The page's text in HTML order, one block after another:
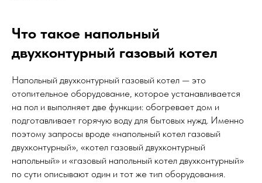
Что такое напольный
двухконтурный газовый котел
Напольный двухконтурный газовый котел — это
отопительное оборудование, которое устанавливается
на пол и выполняет две функции: обогревает дом и
подготавливает горячую воду для бытовых нужд. Именно
поэтому запросы вроде «напольный котел газовый
двухконтурный», «котел газовый двухконтурный
напольный» и «газовый напольный котел двухконтурный»
по сути описывают один и тот же тип оборудования.